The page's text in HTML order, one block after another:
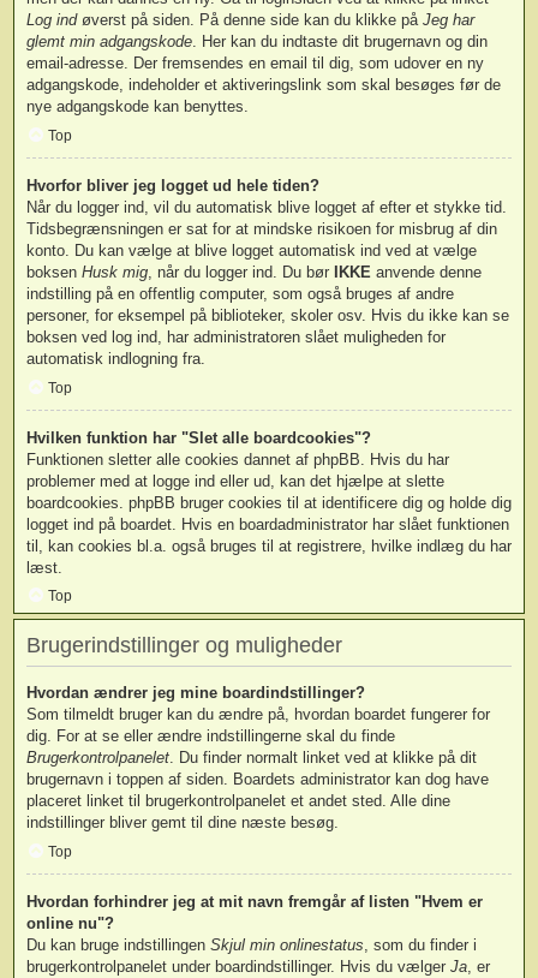
Log indøverst på siden. På denne side kan du klikke på Jeg har
glemt min adgangskode. Her kan du indtaste dit brugernavn og din
email-adresse. Der fremsendes en email til dig, som udover en ny
adgangskode, indeholder et aktiveringslink som skal besøges før de
nye adgangskode kan benyttes.
Top
Hvorfor bliver jeg logget ud hele tiden?
Når du logger ind, vil du automatisk blive logget af efter et stykke tid.
Tidsbegrænsningen er sat for at mindske risikoen for misbrug af din
konto. Du kan vælge at blive logget automatisk ind ved at vælge
boksen Husk mig, når du logger ind. Du bør IKKE anvende denne
indstilling på en offentlig computer, som også bruges af andre
personer, for eksempel på biblioteker, skoler osv. Hvis du ikke kan se
boksen ved log ind, har administratoren slået muligheden for
automatisk indlogning fra.
Top
Hvilken funktion har "Slet alle boardcookies"?
Funktionen sletter alle cookies dannet af phpBB. Hvis du har
problemer med at logge ind eller ud, kan det hjælpe at slette
boardcookies. phpBB bruger cookies til at identificere dig og holde dig
logget ind på boardet. Hvis en boardadministrator har slået funktionen
til, kan cookies bl.a. også bruges til at registrere, hvilke indlæg du har
læst.
Top
Brugerindstillinger og muligheder
Hvordan ændrer jeg mine boardindstillinger?
Som tilmeldt bruger kan du ændre på, hvordan boardet fungerer for
dig. For at se eller ændre indstillingerne skal du finde
Brugerkontrolpanelet. Du finder normalt linket ved at klikke på dit
brugernavn i toppen af siden. Boardets administrator kan dog have
placeret linket til brugerkontrolpanelet et andet sted. Alle dine
indstillinger bliver gemt til dine næste besøg.
Top
Hvordan forhindrer jeg at mit navn fremgår af listen "Hvem er
online nu"?
Du kan bruge indstillingen Skjul min onlinestatus, som du finder i
brugerkontrolpanelet under boardindstillinger. Hvis du vælger Ja, er